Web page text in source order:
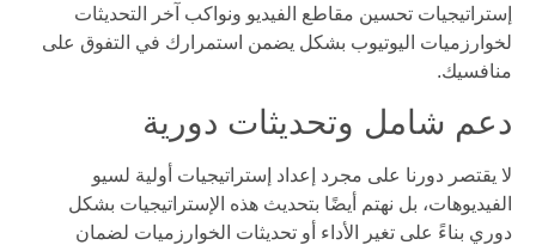
إستراتيجيات تحسين مقاطع الفيديو ونواكب آخر التحديثات
لخوارزميات اليوتيوب بشكل يضمن استمرارك في التفوق على
منافسيك.
دعم شامل وتحديثات دورية
لا يقتصر دورنا على مجرد إعداد إستراتيجيات أولية لسيو
الفيديوهات، بل نهتم أيضًا بتحديث هذه الإستراتيجيات بشكل
دوري بناءً على تغير الأداء أو تحديثات الخوارزميات لضمان